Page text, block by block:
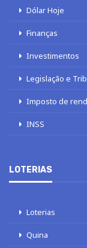
Dólar Hoje
Finanças
Investimentos
Legislação e
Imposto de
INSS
LOTERIAS
Loterias
Quina